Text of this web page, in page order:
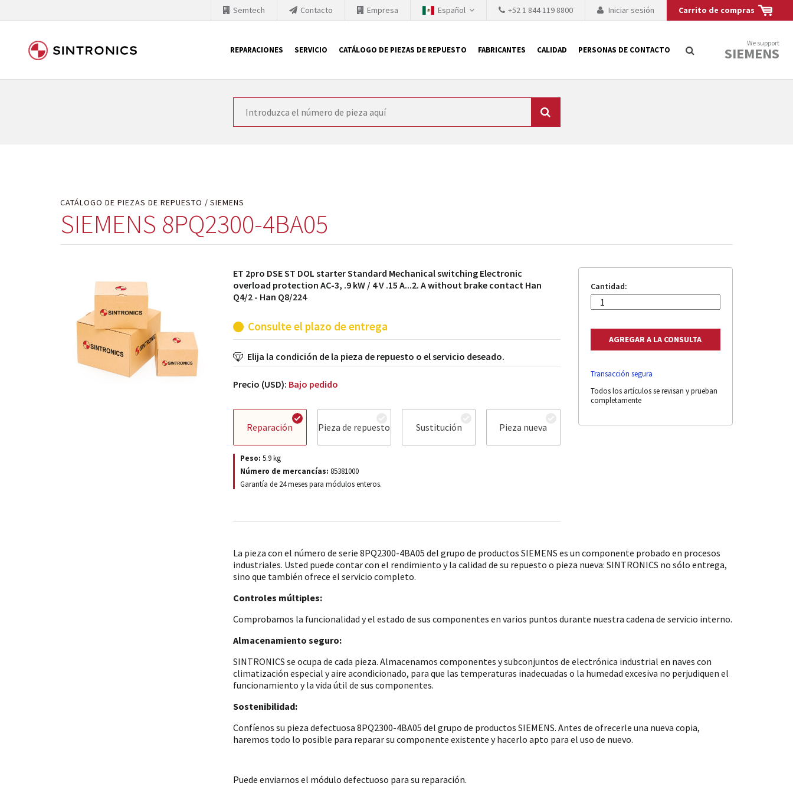
Carrito de compras
Iniciar sesión
+52 1 844 119 8800
Español
Empresa
Contacto
Semtech
REPARACIONES SERVICIO CATÁLOGO DE PIEZAS DE REPUESTO FABRICANTES CALIDAD PERSONAS DE CONTACTO
We support
SIEMENS
Nuestra colaboración con SIEMENS
de módulos descontinuados por módulos del propio almacén.
CATÁLOGO DE PIEZAS DE REPUESTO SIEMENS
SIEMENS 8PQ2300-4BA05
ET 2pro DSE ST DOL starter Standard Mechanical switching Electronic
overload protection AC-3, .9 kW / 4 V .15 A...2. A without brake contact Han
Q4/2 - Han Q8/224
Consulte el plazo de entrega
Elija la condición de la pieza de repuesto o el servicio deseado.
Precio (USD): Bajo pedido
Reparación Pieza de repuesto Sustitución Pieza nueva
Peso: 5.9kg
Número de mercancías: 85381000
Garantía de 24 meses para módulos enteros.
Cantidad:
Transacción segura
Todos los artículos se revisan y prueban
completamente
La pieza con el número de serie 8PQ2300-4BA05 del grupo de productos SIEMENS es un componente probado en procesos
industriales. Usted puede contar con el rendimiento y la calidad de su repuesto o pieza nueva: SINTRONICS no sólo entrega,
sino que también ofrece el servicio completo.
Controles múltiples:
Comprobamos la funcionalidad y el estado de sus componentes en varios puntos durante nuestra cadena de servicio interno.
Almacenamiento seguro:
SINTRONICS se ocupa de cada pieza. Almacenamos componentes y subconjuntos de electrónica industrial en naves con
climatización especial y aire acondicionado, para que las temperaturas inadecuadas o la humedad excesiva no perjudiquen el
funcionamiento y la vida útil de sus componentes.
Sostenibilidad:
Confíenos su pieza defectuosa 8PQ2300-4BA05 del grupo de productos SIEMENS. Antes de ofrecerle una nueva copia,
haremos todo lo posible para reparar su componente existente y hacerlo apto para el uso de nuevo.
Puede enviarnos el módulo defectuoso para su reparación.